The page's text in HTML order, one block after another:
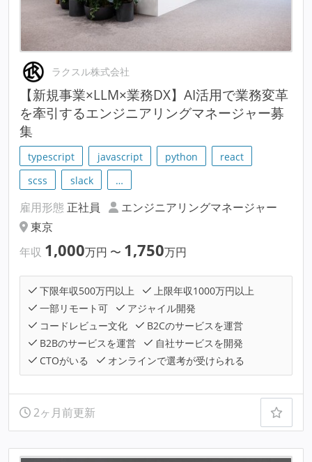
ラクスル株式会社
【新規事業×LLM×業務DX】AI活用で業務変革
を牽引するエンジニアリングマネージャー募
集
typescript javascript python
react
scss
slack …
雇用形態 正社員
エンジニアリングマネージャー
東京
年収 1,000万円 〜 1,750万円
下限年収500万円以上
上限年収1000万円以上
一部リモート可
アジャイル開発
コードレビュー文化
B2Cのサービスを運営
B2Bのサービスを運営
自社サービスを開発
CTOがいる
オンラインで選考が受けられる
2ヶ月前更新